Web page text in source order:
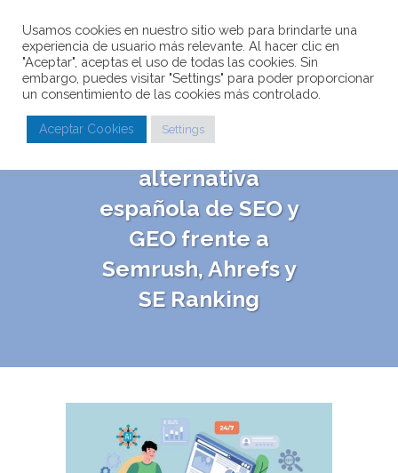
Antropus.io se
posiciona como la
alternativa
española de SEO y
GEO frente a
Semrush, Ahrefs y
SE Ranking
Usamos cookies en nuestro sitio web para brindarte una
experiencia de usuario más relevante. Al hacer clic en
"Aceptar", aceptas el uso de todas las cookies. Sin
embargo, puedes visitar "Settings" para poder proporcionar
un consentimiento de las cookies más controlado.
Aceptar Cookies Settings